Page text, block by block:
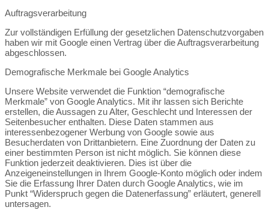
Auftragsverarbeitung
Zur vollständigen Erfüllung der gesetzlichen Datenschutzvorgaben
haben wir mit Google einen Vertrag über die Auftragsverarbeitung
abgeschlossen.
Demografische Merkmale bei Google Analytics
Unsere Website verwendet die Funktion “demografische
Merkmale” von Google Analytics. Mit ihr lassen sich Berichte
erstellen, die Aussagen zu Alter, Geschlecht und Interessen der
Seitenbesucher enthalten. Diese Daten stammen aus
interessenbezogener Werbung von Google sowie aus
Besucherdaten von Drittanbietern. Eine Zuordnung der Daten zu
einer bestimmten Person ist nicht möglich. Sie können diese
Funktion jederzeit deaktivieren. Dies ist über die
Anzeigeneinstellungen in Ihrem Google-Konto möglich oder indem
Sie die Erfassung Ihrer Daten durch Google Analytics, wie im
Punkt “Widerspruch gegen die Datenerfassung” erläutert, generell
untersagen.